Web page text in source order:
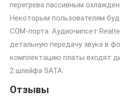
перегрева пассивным
Некоторым пользователям
COM-порта. Аудиочипсет
детальную передачу звука в
комплектацию платы входят
2 шлейфа SATA.
Отзывы